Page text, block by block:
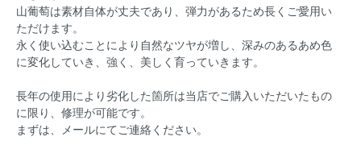
山葡萄は素材自体が丈夫であり、弾力があるため長くご愛用い
ただけます。
永く使い込むことにより自然なツヤが増し、深みのあるあめ色
に変化していき、強く、美しく育っていきます。
長年の使用により劣化した箇所は当店でご購入いただいたもの
に限り、修理が可能です。
まずは、メールにてご連絡ください。